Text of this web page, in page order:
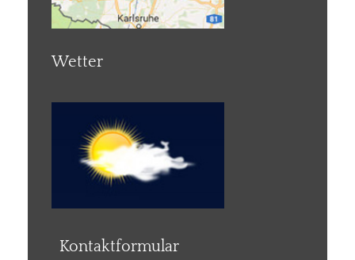
Wetter
Kontaktformular